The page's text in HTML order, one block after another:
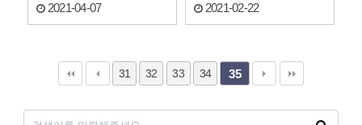
2021-04-07
2021-02-22
31 32 33 34 35